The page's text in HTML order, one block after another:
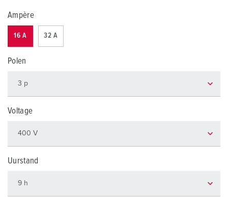
Ampère
16 A 32 A
Polen
Voltage
Uurstand